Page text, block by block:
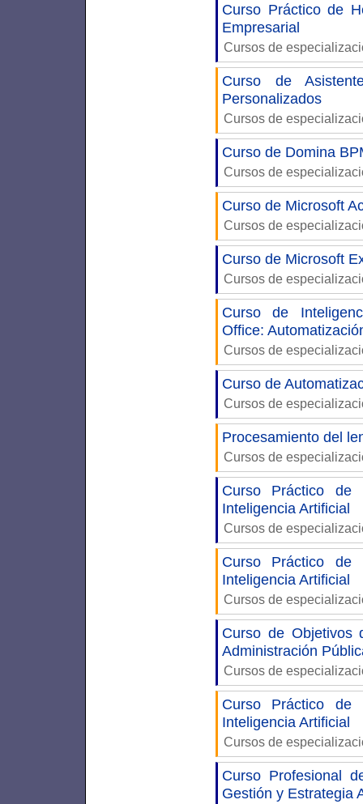
Curso Práctico de
Empresarial
Cursos de
Curso de
Personalizados
Cursos de
Curso de Domina
Cursos de
Curso de Microsoft
Cursos de
Curso de Microsoft
Cursos de
Curso de
Office:
Cursos de
Curso de
Cursos de
Procesamiento del
Cursos de
Curso Práctico de
Inteligencia Artificial
Cursos de
Curso Práctico de
Inteligencia Artificial
Cursos de
Curso de Objetivos
Administración
Cursos de
Curso Práctico de
Inteligencia Artificial
Cursos de
Curso Profesional
Gestión y Estrategia